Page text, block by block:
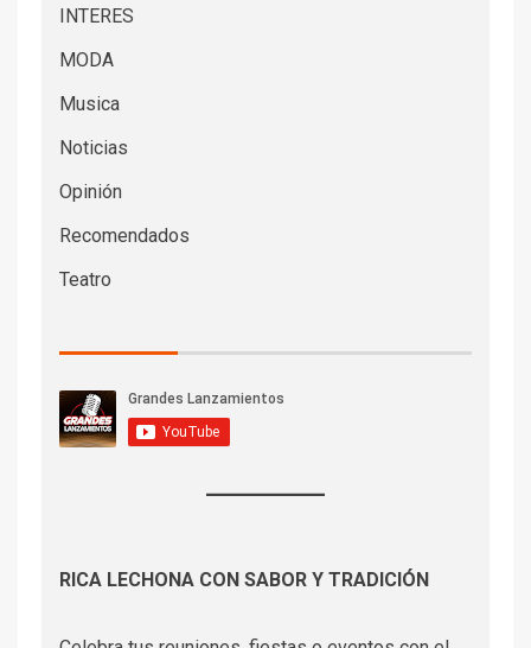
INTERES
MODA
Musica
Noticias
Opinión
Recomendados
Teatro
RICA LECHONA CON SABOR Y TRADICIÓN